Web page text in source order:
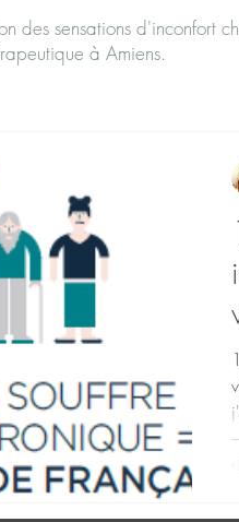
des sensations d'inconfort
à Amiens.